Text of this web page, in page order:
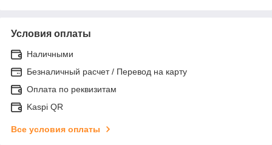
Условия оплаты
Наличными
Безналичный расчет / Перевод на карту
Оплата по реквизитам
Kaspi QR
Все условия оплаты